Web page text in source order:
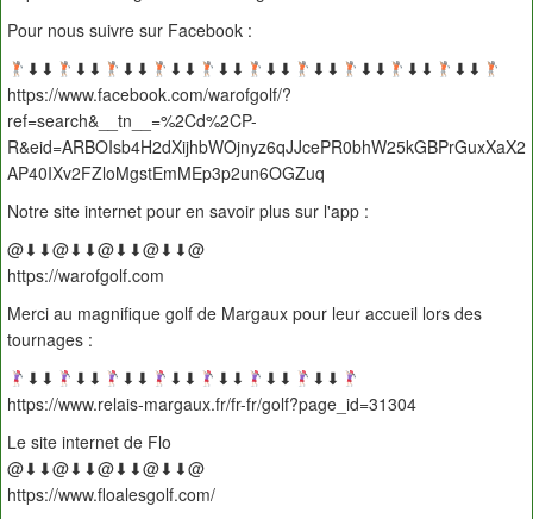
Pour nous suivre sur Facebook :
⬇︎⬇︎
⬇︎⬇︎ ⬇︎⬇︎ ⬇︎⬇︎ ⬇︎⬇︎ ⬇︎⬇︎ ⬇︎⬇︎ ⬇︎⬇︎ ⬇︎⬇︎
⬇︎⬇︎
https://www.facebook.com/warofgolf/?
ref=search&__tn__=%2Cd%2CP-
R&eid=ARBOIsb4H2dXijhbWOjnyz6qJJcePR0bhW25kGBPrGuxXaX2
AP40IXv2FZloMgstEmMEp3p2un6OGZuq
Notre site internet pour en savoir plus sur l'app :
@⬇︎⬇︎@⬇︎⬇︎@⬇︎⬇︎@⬇︎⬇︎@
https://warofgolf.com
Merci au magnifique golf de Margaux pour leur accueil lors des
tournages :
⬇︎⬇︎
⬇︎⬇︎ ⬇︎⬇︎ ⬇︎⬇︎ ⬇︎⬇︎ ⬇︎⬇︎
⬇︎⬇︎
https://www.relais-margaux.fr/fr-fr/golf?page_id=31304
Le site internet de Flo
@⬇︎⬇︎@⬇︎⬇︎@⬇︎⬇︎@⬇︎⬇︎@
https://www.floalesgolf.com/